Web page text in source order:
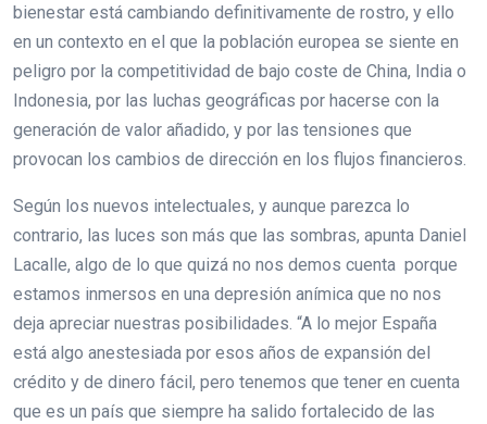
bienestar está cambiando definitivamente de rostro, y ello
en un contexto en el que la población europea se siente en
peligro por la competitividad de bajo coste de China, India o
Indonesia, por las luchas geográficas por hacerse con la
generación de valor añadido, y por las tensiones que
provocan los cambios de dirección en los flujos financieros.
Según los nuevos intelectuales, y aunque parezca lo
contrario, las luces son más que las sombras, apunta Daniel
Lacalle, algo de lo que quizá no nos demos cuenta porque
estamos inmersos en una depresión anímica que no nos
deja apreciar nuestras posibilidades. “A lo mejor España
está algo anestesiada por esos años de expansión del
crédito y de dinero fácil, pero tenemos que tener en cuenta
que es un país que siempre ha salido fortalecido de las